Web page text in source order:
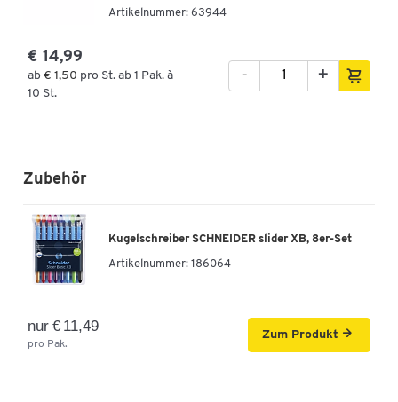
Artikelnummer: 63944
€ 14,99
ab € 1,50 pro St. ab 1 Pak. à
10 St.
+
-
Zubehör
Kugelschreiber SCHNEIDER slider XB, 8er-Set
Artikelnummer: 186064
nur € 11,49
pro Pak.
Zum Produkt